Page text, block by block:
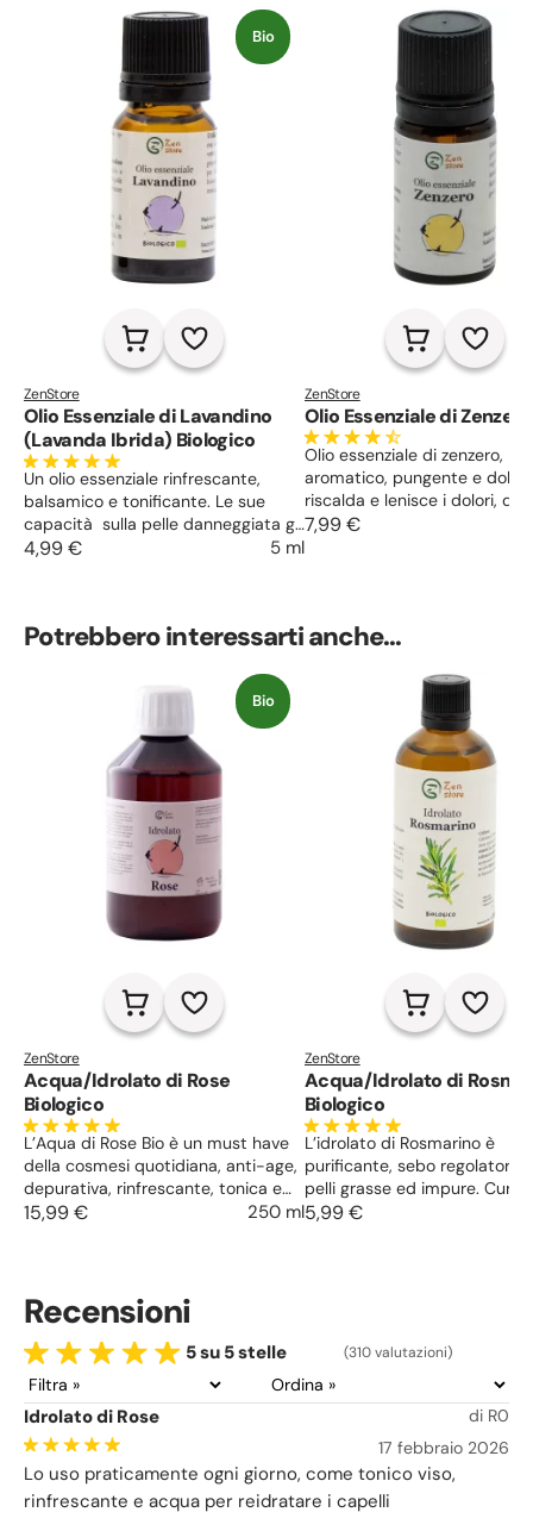
Bio
ZenStore
Olio Essenziale di Lavandino
(Lavanda Ibrida) Biologico
Un olio essenziale rinfrescante,
balsamico e tonificante. Le sue
capacità sulla pelle danneggiata gli
permettono di agire efficacemente
4,99 € 5 ml
ZenStore
Olio Essenziale di Zenzero
Olio essenziale di zenzero,
aromatico, pungente e dolce,
riscalda e lenisce i dolori,
contrasta la nausea, usato in
7,99 €
Potrebbero interessarti anche...
Bio
ZenStore
Acqua/Idrolato di Rose
Biologico
L’Aqua di Rose Bio è un must have
della cosmesi quotidiana, anti-age,
depurativa, rinfrescante, tonica e
lenitiva, la base per trattamenti
15,99 € 250 ml
ZenStore
Acqua/Idrolato di
Biologico
L’idrolato di Rosmarino è
purificante, sebo regolatore,
pelli grasse ed impure. Cura
forfora, aiuta nella ricrescita
5,99 €
Recensioni
5 su 5 stelle (310 valutazioni)
Idrolato di Rose
di R0
17 febbraio 2026
Lo uso praticamente ogni giorno, come tonico viso,
rinfrescante e acqua per reidratare i capelli